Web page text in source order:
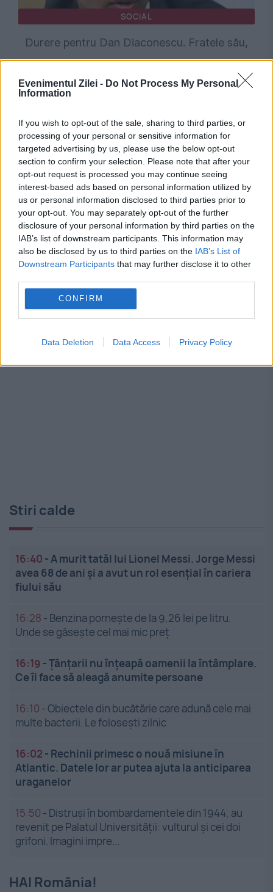
Evenimentul Zilei - Do Not Process My Personal
Information
If you wish to opt-out of the sale, sharing to third parties, or
processing of your personal or sensitive information for
targeted advertising by us, please use the below opt-out
section to confirm your selection. Please note that after your
opt-out request is processed you may continue seeing
interest-based ads based on personal information utilized by
us or personal information disclosed to third parties prior to
your opt-out. You may separately opt-out of the further
disclosure of your personal information by third parties on the
IAB’s list of downstream participants. This information may
also be disclosed by us to third parties on the IAB’s List of
Downstream Participants that may further disclose it to other
CONFIRM
Data Deletion Data Access Privacy Policy
SOCIAL
Durere pentru Dan Diaconescu. Fratele său,
implicat în OTV și DDTV, a murit la 60 de ani
INTERNATIONAL
Fratele lui Jeffrey Epstein lansează o teorie a
conspirației despre Trump și moartea
pedofilului
Stiri calde
16:40 -A murit tatăl lui Lionel Messi. Jorge Messi
avea 68 de ani și a avut un rol esențial în cariera
fiului său
16:28 - Benzina pornește de la 9,26 lei pe litru.
Unde se găsește cel mai mic preț
16:19 -Țânțarii nu înțeapă oamenii la întâmplare.
Ce îi face să aleagă anumite persoane
16:10 -Obiectele din bucătărie care adună cele mai
multe bacterii. Le folosești zilnic
16:02 - Rechinii primesc o nouă misiune în
Atlantic. Datele lor ar putea ajuta la anticiparea
uraganelor
15:50 - Distruși în bombardamentele din 1944, au
revenit pe Palatul Universității: vulturul și cei doi
grifoni. Imagini impre...
HAI România!